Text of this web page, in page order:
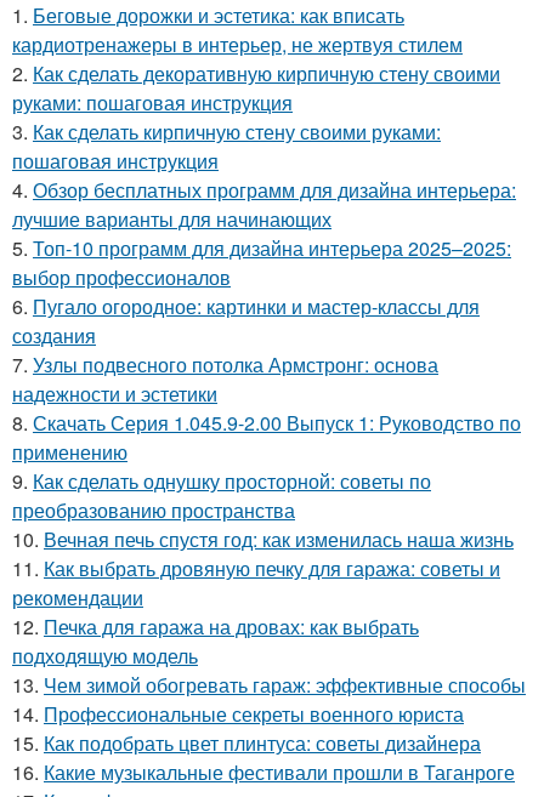
1. Беговые дорожки и эстетика: как вписать
кардиотренажеры в интерьер, не жертвуя стилем
2. Как сделать декоративную кирпичную стену своими
руками: пошаговая инструкция
3. Как сделать кирпичную стену своими руками:
пошаговая инструкция
4. Обзор бесплатных программ для дизайна интерьера:
лучшие варианты для начинающих
5. Топ-10 программ для дизайна интерьера 2025–2025:
выбор профессионалов
6. Пугало огородное: картинки и мастер-классы для
создания
7. Узлы подвесного потолка Армстронг: основа
надежности и эстетики
8. Скачать Серия 1.045.9-2.00 Выпуск 1: Руководство по
применению
9. Как сделать однушку просторной: советы по
преобразованию пространства
10. Вечная печь спустя год: как изменилась наша жизнь
11. Как выбрать дровяную печку для гаража: советы и
рекомендации
12. Печка для гаража на дровах: как выбрать
подходящую модель
13. Чем зимой обогревать гараж: эффективные способы
14. Профессиональные секреты военного юриста
15. Как подобрать цвет плинтуса: советы дизайнера
16. Какие музыкальные фестивали прошли в Таганроге